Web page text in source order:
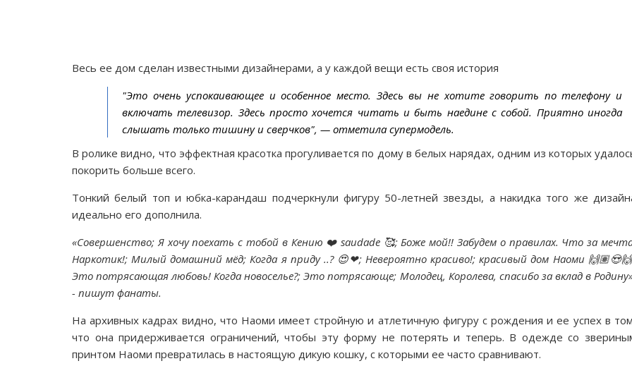
Весь ее дом сделан известными дизайнерами, а у каждой вещи есть своя история
"Это очень успокаивающее и особенное место. Здесь вы не хотите говорить по телефону и
включать телевизор. Здесь просто хочется читать и быть наедине с собой. Приятно иногда
слышать только тишину и сверчков", — отметила супермодель.
В ролике видно, что эффектная красотка прогуливается по дому в белых нарядах, одним из которых
покорить больше всего.
Тонкий белый топ и юбка-карандаш подчеркнули фигуру 50-летней звезды, а накидка того же
идеально его дополнила.
«Совершенство; Я хочу поехать с тобой в Кению ❤️ saudade 🥰; Боже мой!! Забудем о правилах. Что за
Наркотик!; Милый домашний мёд; Когда я приду ..? 😍❤; Невероятно красиво!; красивый дом Наоми
Это потрясающая любовь! Когда новоселье?; Это потрясающе; Молодец, Королева, спасибо за вклад в
- пишут фанаты.
На архивных кадрах видно, что Наоми имеет стройную и атлетичную фигуру с рождения и ее успех в
что она придерживается ограничений, чтобы эту форму не потерять и теперь. В одежде со
принтом Наоми превратилась в настоящую дикую кошку, с которыми ее часто сравнивают.